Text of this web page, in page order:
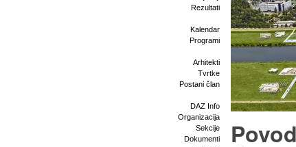
Rezultati
Kalendar
Programi
Arhitekti
Tvrtke
Postani član
DAZ Info
Organizacija
Sekcije
Dokumenti